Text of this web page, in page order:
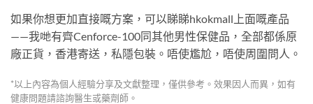
如果你想更加直接嘅方案，可以睇睇hkokmall上面嘅產品
——我哋有齊Cenforce-100同其他男性保健品，全部都係原
廠正貨，香港寄送，私隱包裝。唔使尷尬，唔使周圍問人。
*以上內容為個人經驗分享及文獻整理，僅供參考。效果因人而異，如有
健康問題請諮詢醫生或藥劑師。